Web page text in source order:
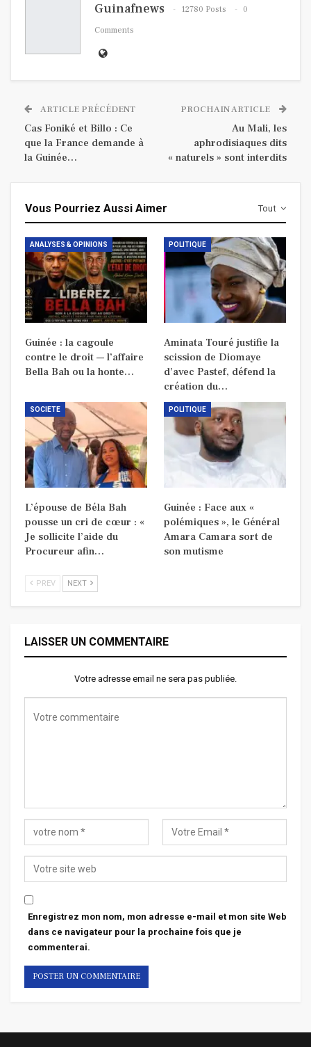
Guinafnews 12780 Posts
0
Comments
ARTICLE PRÉCÉDENT
Cas Foniké et Billo : Ce
que la France demande à
la Guinée…
PROCHAIN ARTICLE
Au Mali, les
aphrodisiaques dits
« naturels » sont interdits
Tout
Vous Pourriez Aussi Aimer
ANALYSES & OPINIONS
Guinée : la cagoule
contre le droit — l’affaire
Bella Bah ou la honte…
POLITIQUE
Aminata Touré justifie la
scission de Diomaye
d’avec Pastef, défend la
création du…
SOCIETE
L’épouse de Béla Bah
pousse un cri de cœur : «
Je sollicite l’aide du
Procureur afin…
POLITIQUE
Guinée : Face aux «
polémiques », le Général
Amara Camara sort de
son mutisme
PREV NEXT
LAISSER UN COMMENTAIRE
Votre adresse email ne sera pas publiée.
Enregistrez mon nom, mon adresse e-mail et mon site Web
dans ce navigateur pour la prochaine fois que je
commenterai.